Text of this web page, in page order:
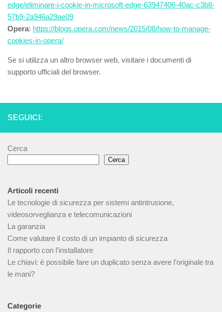
edge/eliminare-i-cookie-in-microsoft-edge-63947406-40ac-c3b8-
57b9-2a946a29ae09
Opera: https://blogs.opera.com/news/2015/08/how-to-manage-
cookies-in-opera/
Se si utilizza un altro browser web, visitare i documenti di
supporto ufficiali del browser.
SEGUICI:
Cerca
Cerca
Articoli recenti
Le tecnologie di sicurezza per sistemi antintrusione,
videosorveglianza e telecomunicazioni
La garanzia
Come valutare il costo di un impianto di sicurezza
Il rapporto con l’installatore
Le chiavi: è possibile fare un duplicato senza avere l’originale tra
le mani?
Categorie